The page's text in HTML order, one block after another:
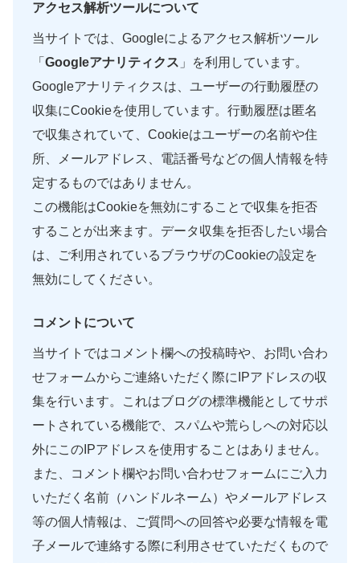
アクセス解析ツールについて
当サイトでは、Googleによるアクセス解析ツール
「 Googleアナリティクス 」を利用しています。
Googleアナリティクスは、ユーザーの行動履歴の
収集にCookieを使用しています。行動履歴は匿名
で収集されていて、Cookieはユーザーの名前や住
所、メールアドレス、電話番号などの個人情報を特
定するものではありません。
この機能はCookieを無効にすることで収集を拒否
することが出来ます。データ収集を拒否したい場合
は、ご利用されているブラウザのCookieの設定を
無効にしてください。
コメントについて
当サイトではコメント欄への投稿時や、お問い合わ
せフォームからご連絡いただく際にIPアドレスの収
集を行います。これはブログの標準機能としてサポ
ートされている機能で、スパムや荒らしへの対応以
外にこのIPアドレスを使用することはありません。
また、コメント欄やお問い合わせフォームにご入力
いただく名前（ハンドルネーム）やメールアドレス
等の個人情報は、ご質問への回答や必要な情報を電
子メールで連絡する際に利用させていただくもので